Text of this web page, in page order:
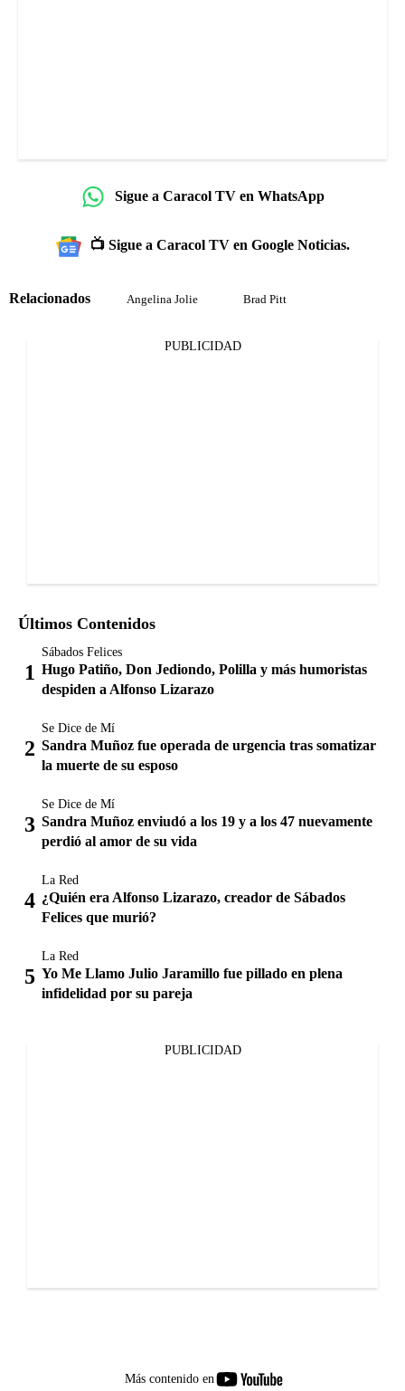
Sigue a Caracol TV en WhatsApp
📺 Sigue a Caracol TV en Google Noticias.
Relacionados Angelina Jolie Brad Pitt
PUBLICIDAD
Últimos Contenidos
Sábados Felices
Hugo Patiño, Don Jediondo, Polilla y más humoristas
despiden a Alfonso Lizarazo
Se Dice de Mí
Sandra Muñoz fue operada de urgencia tras somatizar
la muerte de su esposo
Se Dice de Mí
Sandra Muñoz enviudó a los 19 y a los 47 nuevamente
perdió al amor de su vida
La Red
¿Quién era Alfonso Lizarazo, creador de Sábados
Felices que murió?
La Red
Yo Me Llamo Julio Jaramillo fue pillado en plena
infidelidad por su pareja
PUBLICIDAD
Más contenido en
youtube-